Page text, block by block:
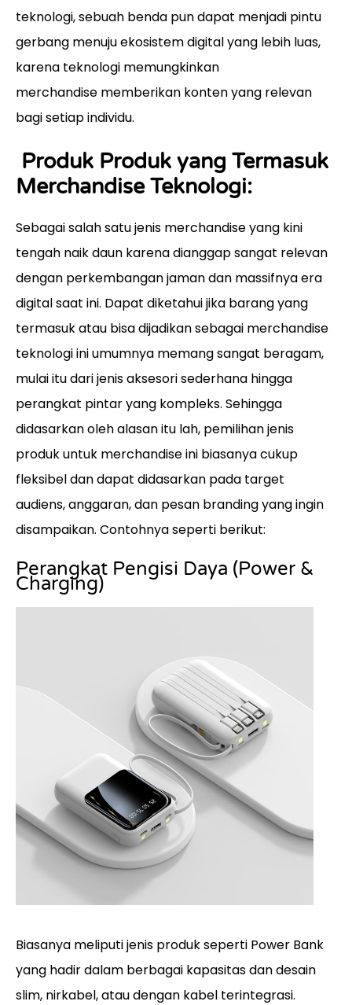
teknologi, sebuah benda pun dapat menjadi pintu
gerbang menuju ekosistem digital yang lebih luas,
karena teknologi memungkinkan
merchandise memberikan konten yang relevan
bagi setiap individu.
Produk Produk yang Termasuk
Merchandise Teknologi:
Sebagai salah satu jenis merchandise yang kini
tengah naik daun karena dianggap sangat relevan
dengan perkembangan jaman dan massifnya era
digital saat ini. Dapat diketahui jika barang yang
termasuk atau bisa dijadikan sebagai merchandise
teknologi ini umumnya memang sangat beragam,
mulai itu dari jenis aksesori sederhana hingga
perangkat pintar yang kompleks. Sehingga
didasarkan oleh alasan itu lah, pemilihan jenis
produk untuk merchandise ini biasanya cukup
fleksibel dan dapat didasarkan pada target
audiens, anggaran, dan pesan branding yang ingin
disampaikan. Contohnya seperti berikut:
Perangkat Pengisi Daya (Power &
Charging)
Biasanya meliputi jenis produk seperti Power Bank
yang hadir dalam berbagai kapasitas dan desain
slim, nirkabel, atau dengan kabel terintegrasi.